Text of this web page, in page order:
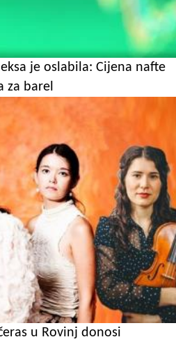
je oslabila: Cijena nafte
za barel
u Rovinj donosi